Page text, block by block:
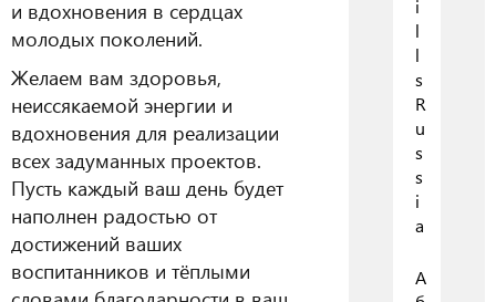
и вдохновения в сердцах
молодых поколений.
Желаем вам здоровья,
неиссякаемой энергии и
вдохновения для реализации
всех задуманных проектов.
Пусть каждый ваш день будет
наполнен радостью от
достижений ваших
воспитанников и тёплыми
i
l
l
s
R
u
s
s
i
a
А